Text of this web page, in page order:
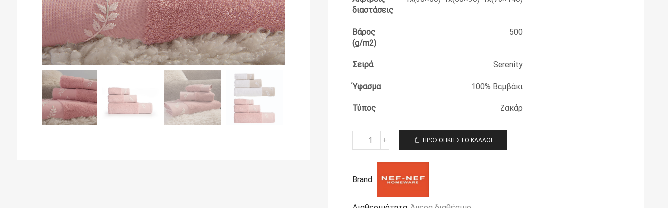
διαστάσεις
Βάρος
(g/m2)
500
Σειρά Serenity
Ύφασμα 100% Bαμβάκι
Τύπος Ζακάρ
Πετσέτες
(Σετ)
Nef
Serenity
ΠΡΟΣΘΉΚΗ ΣΤΟ ΚΑΛΆΘΙ
Brand: